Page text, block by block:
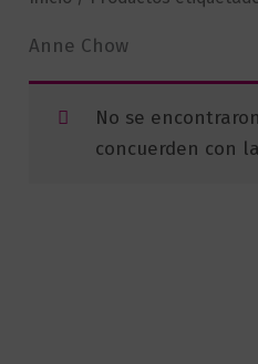
Anne Chow
No se
concuerden con